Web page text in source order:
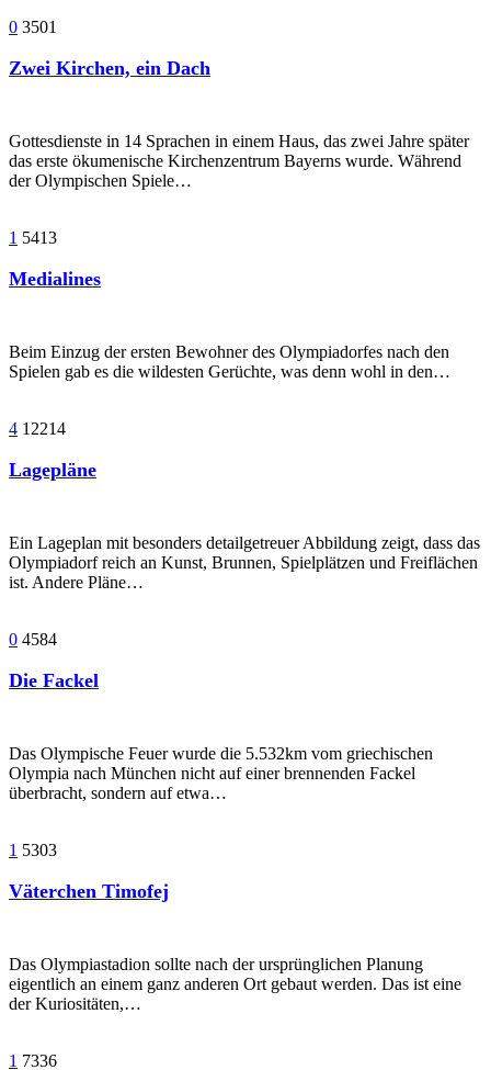
0 3501
Zwei Kirchen, ein Dach
Gottesdienste in 14 Sprachen in einem Haus, das zwei Jahre später
das erste ökumenische Kirchenzentrum Bayerns wurde. Während
der Olympischen Spiele…
1 5413
Medialines
Beim Einzug der ersten Bewohner des Olympiadorfes nach den
Spielen gab es die wildesten Gerüchte, was denn wohl in den…
4 12214
Lagepläne
Ein Lageplan mit besonders detailgetreuer Abbildung zeigt, dass das
Olympiadorf reich an Kunst, Brunnen, Spielplätzen und Freiflächen
ist. Andere Pläne…
0 4584
Die Fackel
Das Olympische Feuer wurde die 5.532km vom griechischen
Olympia nach München nicht auf einer brennenden Fackel
überbracht, sondern auf etwa…
1 5303
Väterchen Timofej
Das Olympiastadion sollte nach der ursprünglichen Planung
eigentlich an einem ganz anderen Ort gebaut werden. Das ist eine
der Kuriositäten,…
1 7336